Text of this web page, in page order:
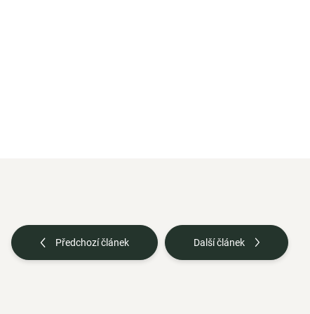
Předchozí článek Další článek